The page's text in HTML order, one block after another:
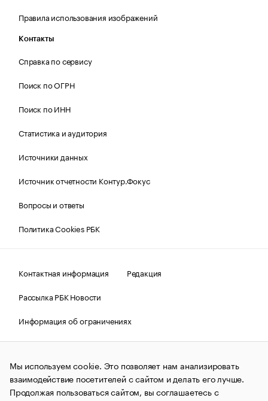
Правила использования изображений
Контакты
Справка по сервису
Поиск по ОГРН
Поиск по ИНН
Статистика и аудитория
Источники данных
Источник отчетности Контур.Фокус
Вопросы и ответы
Политика Cookies РБК
Контактная информация
Редакция
Рассылка РБК Новости
Информация об ограничениях
Правовая информация
О соблюдении авторских прав
© АО «РОСБИЗНЕСКОНСАЛТИНГ»,1995–2026.Сообщения
и материалы информационного агентства «РБК»
(зарегистрировано Федеральной службой по надзору в сфере
связи, информационных технологий и массовых
Мы используем cookie. Это позволяет нам анализировать
взаимодействие посетителей с сайтом и делать его лучше.
Продолжая пользоваться сайтом, вы соглашаетесь с